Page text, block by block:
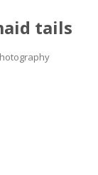
tails